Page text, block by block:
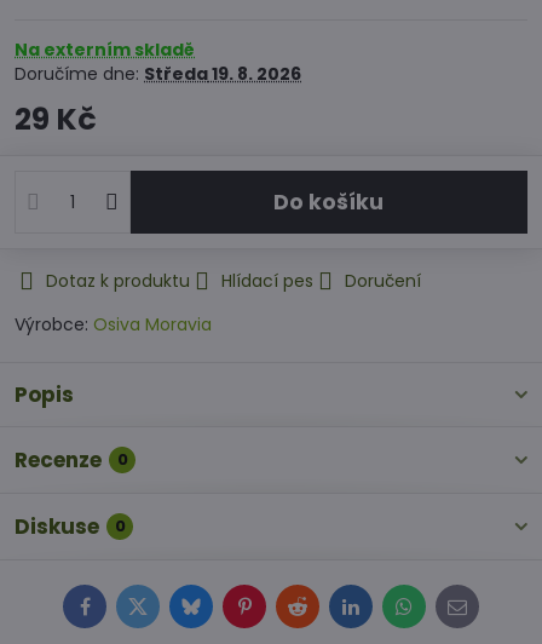
Na externím skladě
Doručíme dne: Středa19. 8. 2026
29 Kč
Do košíku
Dotaz k produktu Hlídací pes
Doručení
Výrobce: Osiva Moravia
Popis
Recenze 0
Diskuse 0
FacebookTwitterBlueskyPinterestRedditLinkedInWhatsApp
E-
mail